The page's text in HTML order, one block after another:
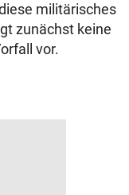
militärisches
zunächst keine
vor.